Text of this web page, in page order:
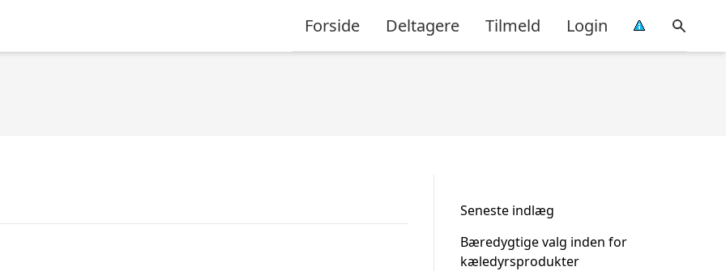
Forside Deltagere Tilmeld Login
Seneste indlæg
Bæredygtige valg inden for
kæledyrsprodukter